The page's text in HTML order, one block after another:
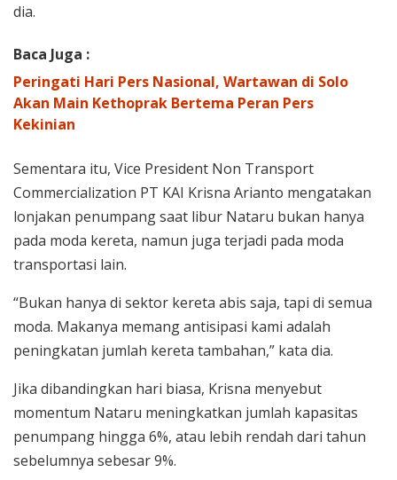
dia.
Baca Juga :
Peringati Hari Pers Nasional, Wartawan di Solo
Akan Main Kethoprak Bertema Peran Pers
Kekinian
Sementara itu, Vice President Non Transport
Commercialization PT KAI Krisna Arianto mengatakan
lonjakan penumpang saat libur Nataru bukan hanya
pada moda kereta, namun juga terjadi pada moda
transportasi lain.
“Bukan hanya di sektor kereta abis saja, tapi di semua
moda. Makanya memang antisipasi kami adalah
peningkatan jumlah kereta tambahan,” kata dia.
Jika dibandingkan hari biasa, Krisna menyebut
momentum Nataru meningkatkan jumlah kapasitas
penumpang hingga 6%, atau lebih rendah dari tahun
sebelumnya sebesar 9%.